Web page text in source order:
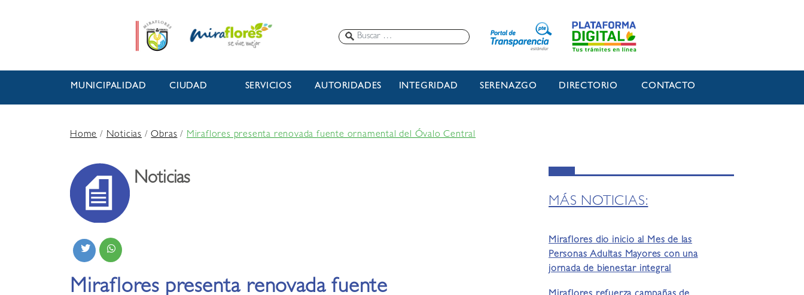
MUNICIPALIDAD CIUDAD SERVICIOS AUTORIDADES INTEGRIDAD SERENAZGO DIRECTORIO CONTACTO
Home/Noticias /Obras/Miraflores presenta renovada fuente ornamental del Óvalo Central
Noticias
Miraflores presenta renovada fuente
MÁS NOTICIAS:
Miraflores dio inicio al Mes de las
Personas Adultas Mayores con una
jornada de bienestar integral